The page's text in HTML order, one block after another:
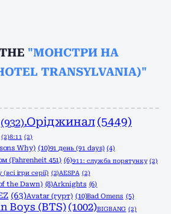
"МОНСТРИ НА
TRANSYLVANIA)"
(932).Оріджинал (5449)
(2)8:11 (2)
Why) (10)91 день (91 days) (4)
(Fahrenheit 451) (6)911: служба порятунку (2)
ігри серії) (2)AESPA (2)
the Dawn) (8)Arknights (6)
(63)Avatar (гурт) (10)Bad Omens (5)
Boys (BTS) (1002)BIGBANG (2)